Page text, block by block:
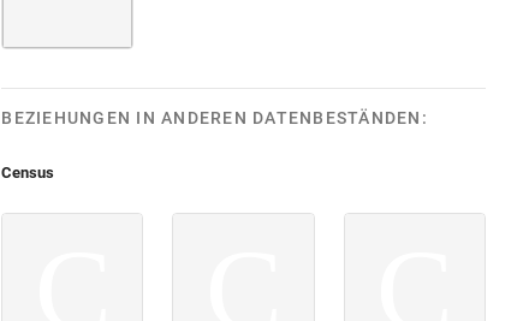
BEZIEHUNGEN IN ANDEREN DATENBESTÄNDEN:
Census